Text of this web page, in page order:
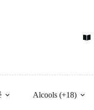
Alcools (+18)